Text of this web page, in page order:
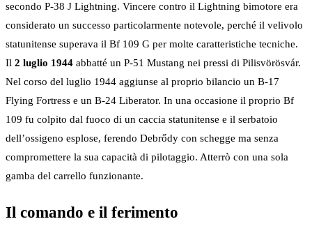
secondo P-38 J Lightning. Vincere contro il Lightning bimotore era
considerato un successo particolarmente notevole, perché il velivolo
statunitense superava il Bf 109 G per molte caratteristiche tecniche.
Il 2 luglio 1944 abbatté un P-51 Mustang nei pressi di Pilisvörösvár.
Nel corso del luglio 1944 aggiunse al proprio bilancio un B-17
Flying Fortress e un B-24 Liberator. In una occasione il proprio Bf
109 fu colpito dal fuoco di un caccia statunitense e il serbatoio
dell’ossigeno esplose, ferendo Debrődy con schegge ma senza
compromettere la sua capacità di pilotaggio. Atterrò con una sola
gamba del carrello funzionante.
Il comando e il ferimento